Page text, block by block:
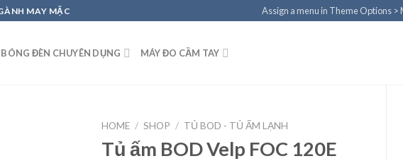
MAY MẶC Assign a menu in Theme Options >
BÓNG ĐÈN CHUYÊN DỤNG MÁY ĐO CẦM TAY
HOME / SHOP / TỦ BOD - TỦ ẤM LẠNH
Tủ ấm BOD Velp FOC 120E